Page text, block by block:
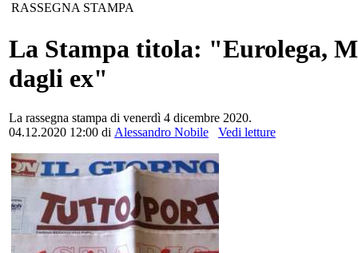
RASSEGNA STAMPA
La Stampa titola: "Eurolega,
dagli ex"
La rassegna stampa di venerdì 4 dicembre 2020.
04.12.2020 12:00 di Alessandro Nobile Vedi letture